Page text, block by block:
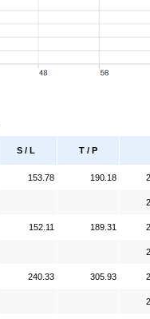
S / L T / P
153.78 190.18
152.11 189.31
240.33 305.93